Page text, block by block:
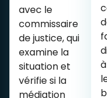
avec le
commissaire
de justice, qui
examine la
situation et
vérifie si la
médiation